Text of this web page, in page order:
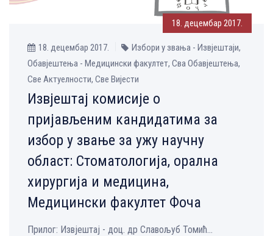
18. децембар 2017.
18. децембар 2017.
Избори у звања - Извјештаји,
Обавјештења - Медицински факултет, Сва Обавјештења,
Све Aктуелности, Све Вијести
Извјештај комисије о
пријављеним кандидатима за
избор у звање за ужу научну
област: Стоматологија, орална
хирургија и медицина,
Медицински факултет Фоча
Прилог: Извјештај - доц. др Славољуб Томић...